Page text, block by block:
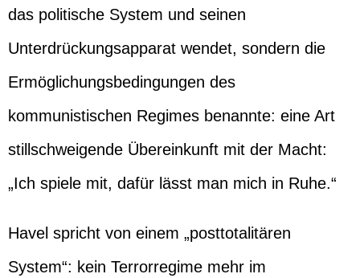
das politische System und seinen
Unterdrückungsapparat wendet, sondern die
Ermöglichungsbedingungen des
kommunistischen Regimes benannte: eine Art
stillschweigende Übereinkunft mit der Macht:
„Ich spiele mit, dafür lässt man mich in Ruhe.“
Havel spricht von einem „posttotalitären
System“: kein Terrorregime mehr im